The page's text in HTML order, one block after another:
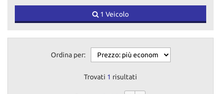
1 Veicolo
Ordina per:
Trovati 1 risultati
descritte.
ottenere